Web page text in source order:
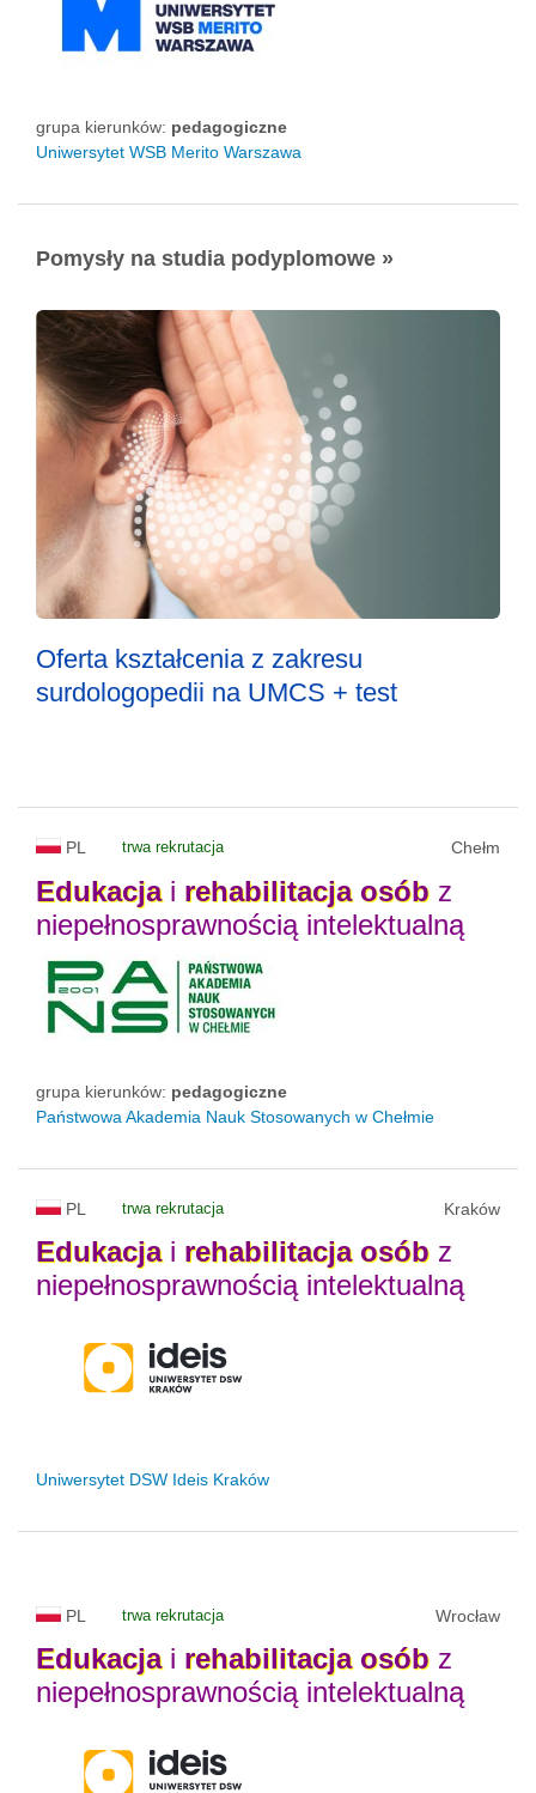
grupa kierunków: pedagogiczne
Uniwersytet WSB Merito Warszawa
Pomysły na studia podyplomowe »
Oferta kształcenia z zakresu
surdologopedii na UMCS + test
PL trwa rekrutacja Chełm
Edukacjai rehabilitacja osób z
niepełnosprawnością intelektualną
grupa kierunków: pedagogiczne
Państwowa Akademia Nauk Stosowanych w Chełmie
PL trwa rekrutacja Kraków
Edukacjai rehabilitacja osób z
niepełnosprawnością intelektualną
Uniwersytet DSW Ideis Kraków
PL trwa rekrutacja Wrocław
Edukacjai rehabilitacja osób z
niepełnosprawnością intelektualną